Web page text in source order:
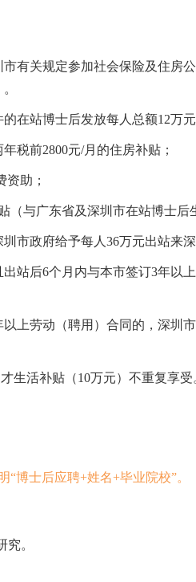
有关规定参加社会保险及住房
在站博士后发放每人总额12万
税前2800元/月的住房补贴；
助；
与广东省及深圳市在站博士后
市政府给予每人36万元出站来
站后6个月内与本市签订3年以
上劳动（聘用）合同的，深圳
生活补贴（10万元）不重复享受
“博士后应聘+姓名+毕业院校”。
。